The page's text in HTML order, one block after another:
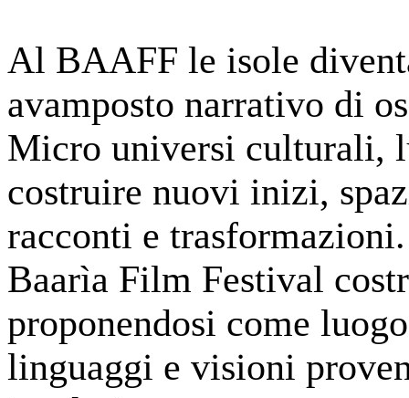
Al BAAFF le isole
avamposto narrativo di
Micro universi culturali,
costruire nuovi inizi,
racconti e
Baarìa Film Festival
proponendosi come
linguaggi e visioni